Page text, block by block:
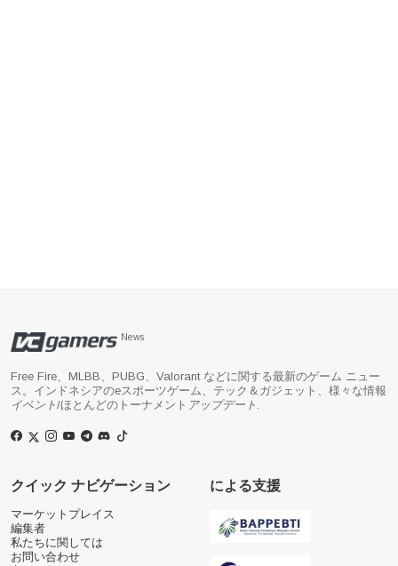
News
Free Fire、MLBB、PUBG、Valorant などに関する最新のゲーム ニュー
ス。インドネシアのeスポーツゲーム、テック＆ガジェット、様々な情報
イベント/ほとんどのトーナメント アップデート
クイック ナビゲーション
マーケットプレイス
編集者
私たちに関しては
お問い合わせ
による支援